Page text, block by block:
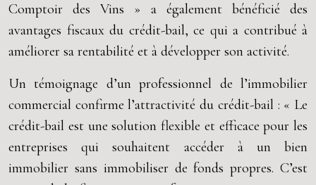
Comptoir des Vins » a également bénéficié des
avantages fiscaux du crédit-bail, ce qui a contribué à
améliorer sa rentabilité et à développer son activité.
Un témoignage d’un professionnel de l’immobilier
commercial confirme l’attractivité du crédit-bail : « Le
crédit-bail est une solution flexible et efficace pour les
entreprises qui souhaitent accéder à un bien
immobilier sans immobiliser de fonds propres. C’est